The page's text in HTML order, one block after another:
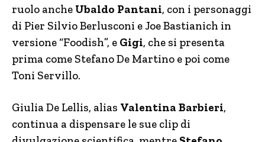
ruolo anche Ubaldo Pantani, con i personaggi
di Pier Silvio Berlusconi e Joe Bastianich in
versione “Foodish”, e Gigi, che si presenta
prima come Stefano De Martino e poi come
Toni Servillo.
Giulia De Lellis, alias Valentina Barbieri,
continua a dispensare le sue clip di